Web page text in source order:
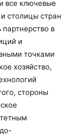
все ключевые
столицы стран
партнерство в
и
точками
хозяйство,
стороны